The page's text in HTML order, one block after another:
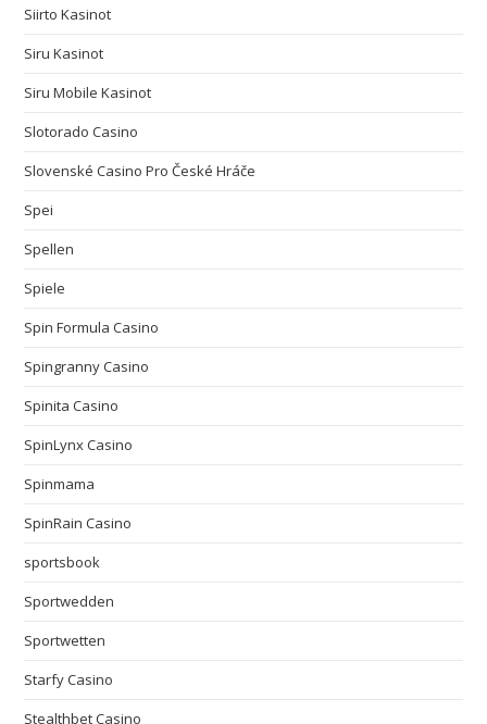
Siirto Kasinot
Siru Kasinot
Siru Mobile Kasinot
Slotorado Casino
Slovenské Casino Pro České Hráče
Spei
Spellen
Spiele
Spin Formula Casino
Spingranny Casino
Spinita Casino
SpinLynx Casino
Spinmama
SpinRain Casino
sportsbook
Sportwedden
Sportwetten
Starfy Casino
Stealthbet Casino